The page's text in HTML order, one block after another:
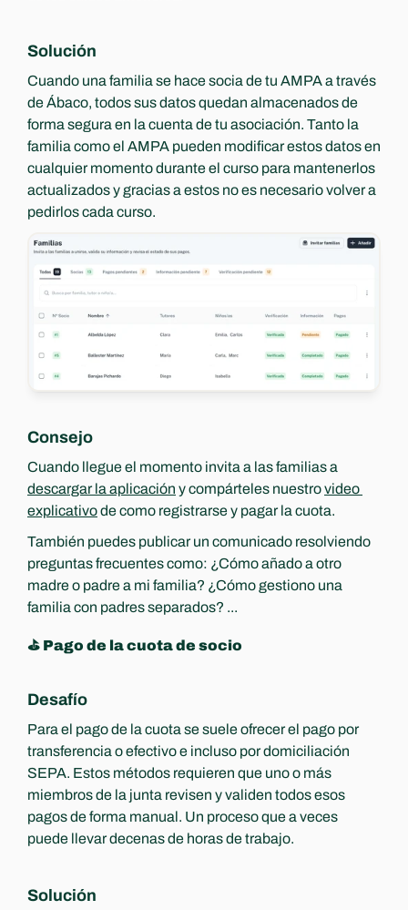
Solución
Cuando una familia se hace socia de tu AMPA a través
de Ábaco, todos sus datos quedan almacenados de
forma segura en la cuenta de tu asociación. Tanto la
familia como el AMPA pueden modificar estos datos en
cualquier momento durante el curso para mantenerlos
actualizados y gracias a estos no es necesario volver a
pedirlos cada curso.
Consejo
descargar la aplicación y compárteles nuestro video
explicativo de como registrarse y pagar la cuota.
También puedes publicar un comunicado resolviendo
preguntas frecuentes como: ¿Cómo añado a otro
madre o padre a mi familia? ¿Cómo gestiono una
familia con padres separados? ...
⛳️ Pago de la cuota de socio
Desafío
Para el pago de la cuota se suele ofrecer el pago por
transferencia o efectivo e incluso por domiciliación
SEPA. Estos métodos requieren que uno o más
miembros de la junta revisen y validen todos esos
pagos de forma manual. Un proceso que a veces
puede llevar decenas de horas de trabajo.
Solución